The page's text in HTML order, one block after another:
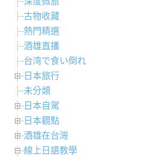
古物收藏
熱門精選
酒雄直播
台湾で食い倒れ
日本旅行
未分類
日本自駕
日本觀點
酒雄在台灣
線上日語教學